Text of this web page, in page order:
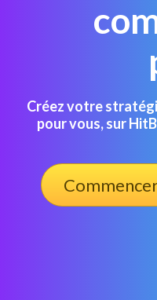
Créez votre
pour vous, sur